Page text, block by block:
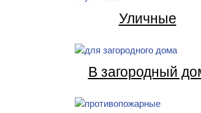
Уличные
В загородный